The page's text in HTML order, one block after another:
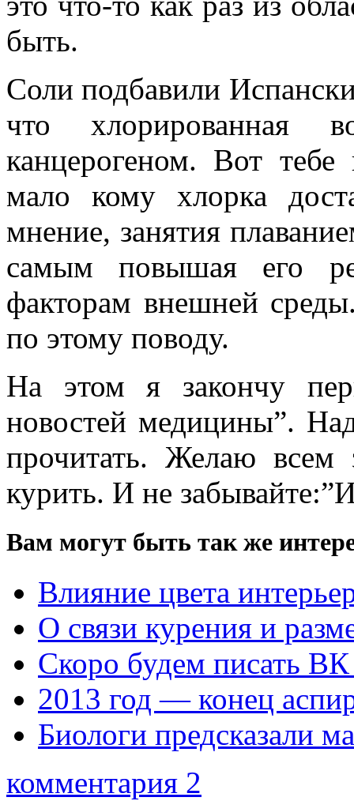
быть.
Соли подбавили
что хлорированная
канцерогеном. Вот
мало кому хлорка
мнение, занятия
самым повышая его
факторам внешней
по этому поводу.
На этом я закончу
новостей медицины”.
прочитать. Желаю всем
курить. И не
Вам могут быть так же
Влияние цвета
О связи курения и
Скоро будем писать
2013 год — конец
Биологи предсказали
комментария 2